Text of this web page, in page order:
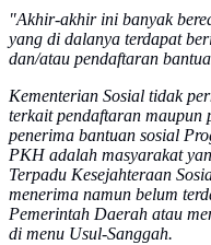
"Akhir-akhir ini banyak
yang di dalanya terdapat
dan/atau pendaftaran
Kementerian Sosial tidak
terkait pendaftaran maupun
penerima bantuan sosial
PKH adalah masyarakat
Terpadu Kesejahteraan
menerima namun belum
Pemerintah Daerah atau
di menu Usul-Sanggah.